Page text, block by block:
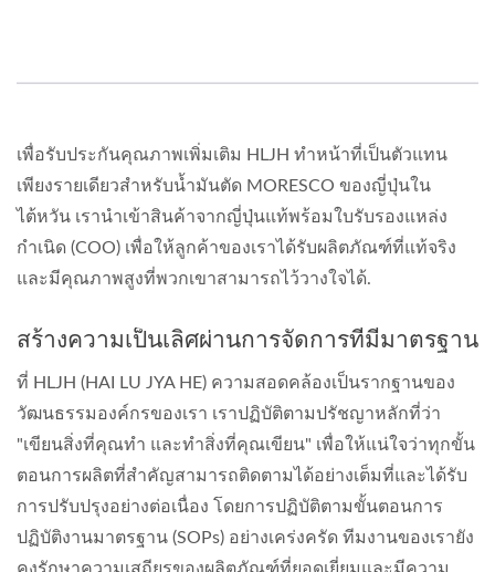
เพื่อรับประกันคุณภาพเพิ่มเติม HLJH ทำหน้าที่เป็นตัวแทน
เพียงรายเดียวสำหรับน้ำมันตัด MORESCO ของญี่ปุ่นใน
ไต้หวัน เรานำเข้าสินค้าจากญี่ปุ่นแท้พร้อมใบรับรองแหล่ง
กำเนิด (COO) เพื่อให้ลูกค้าของเราได้รับผลิตภัณฑ์ที่แท้จริง
และมีคุณภาพสูงที่พวกเขาสามารถไว้วางใจได้.
สร้างความเป็นเลิศผ่านการจัดการที่มีมาตรฐาน
ที่ HLJH (HAI LU JYA HE) ความสอดคล้องเป็นรากฐานของ
วัฒนธรรมองค์กรของเรา เราปฏิบัติตามปรัชญาหลักที่ว่า
"เขียนสิ่งที่คุณทำ และทำสิ่งที่คุณเขียน" เพื่อให้แน่ใจว่าทุกขั้น
ตอนการผลิตที่สำคัญสามารถติดตามได้อย่างเต็มที่และได้รับ
การปรับปรุงอย่างต่อเนื่อง โดยการปฏิบัติตามขั้นตอนการ
ปฏิบัติงานมาตรฐาน (SOPs) อย่างเคร่งครัด ทีมงานของเรายัง